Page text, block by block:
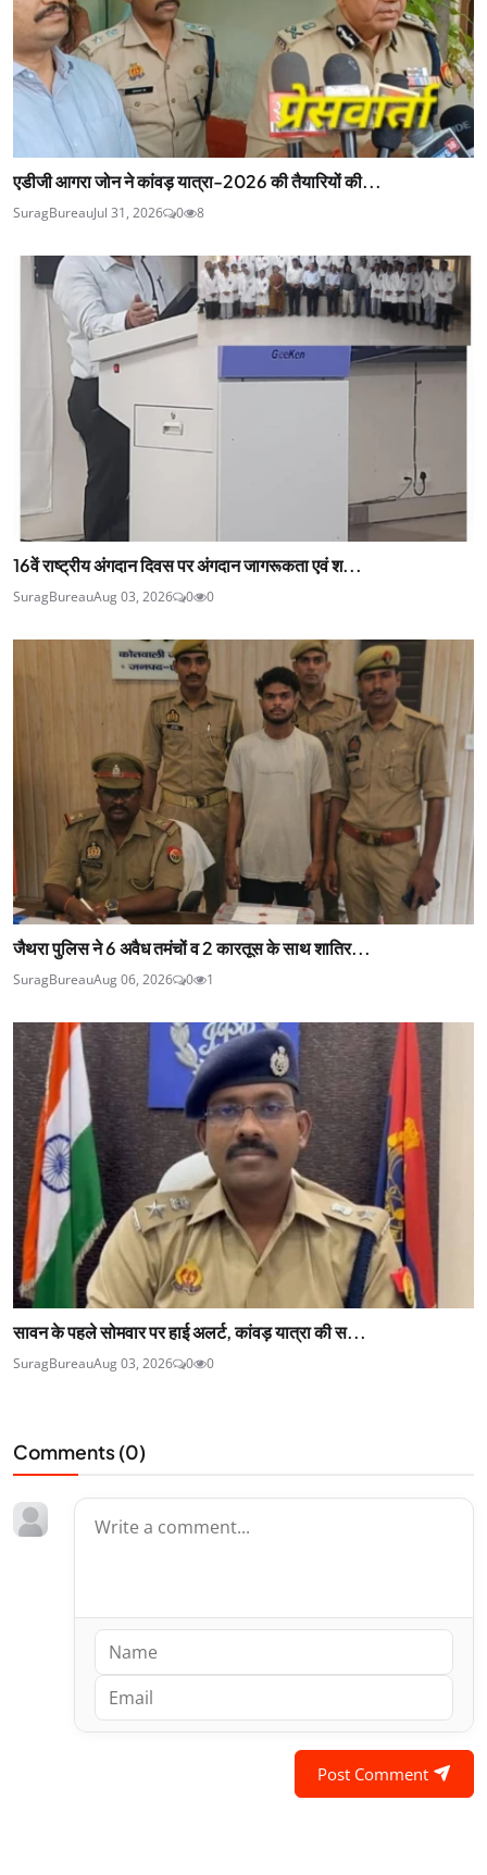
एडीजी आगरा जोन ने कांवड़ यात्रा-2026 की तैयारियों की...
SuragBureauJul 31, 2026 0 8
16वें राष्ट्रीय अंगदान दिवस पर अंगदान जागरूकता एवं श...
SuragBureauAug 03, 2026 0 0
जैथरा पुलिस ने 6 अवैध तमंचों व 2 कारतूस के साथ शातिर...
SuragBureauAug 06, 2026 0 1
सावन के पहले सोमवार पर हाई अलर्ट, कांवड़ यात्रा की स...
SuragBureauAug 03, 2026 0 0
Comments (0)
Post Comment